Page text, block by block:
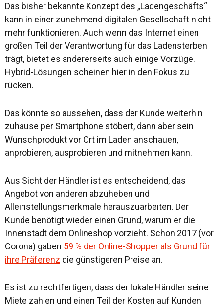
Das bisher bekannte Konzept des „Ladengeschäfts“
kann in einer zunehmend digitalen Gesellschaft nicht
mehr funktionieren. Auch wenn das Internet einen
großen Teil der Verantwortung für das Ladensterben
trägt, bietet es andererseits auch einige Vorzüge.
Hybrid-Lösungen scheinen hier in den Fokus zu
rücken.
Das könnte so aussehen, dass der Kunde weiterhin
zuhause per Smartphone stöbert, dann aber sein
Wunschprodukt vor Ort im Laden anschauen,
anprobieren, ausprobieren und mitnehmen kann.
Aus Sicht der Händler ist es entscheidend, das
Angebot von anderen abzuheben und
Alleinstellungsmerkmale herauszuarbeiten. Der
Kunde benötigt wieder einen Grund, warum er die
Innenstadt dem Onlineshop vorzieht. Schon 2017 (vor
Corona) gaben 59 % der Online-Shopper als Grund für
ihre Präferenz die günstigeren Preise an.
Es ist zu rechtfertigen, dass der lokale Händler seine
Miete zahlen und einen Teil der Kosten auf Kunden